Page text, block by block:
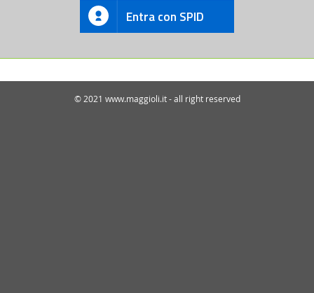
Entra con SPID
© 2021 www.maggioli.it - all right reserved